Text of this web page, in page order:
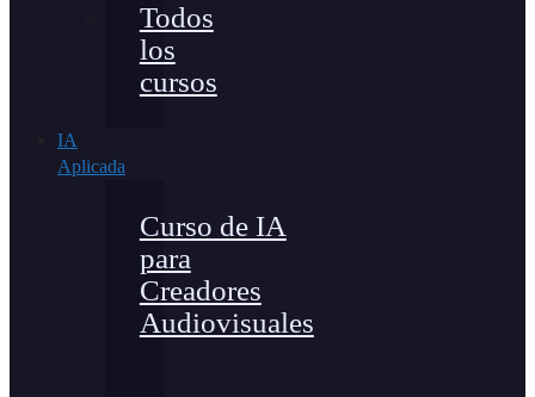
Todos
los
cursos
IA
Aplicada
Curso de IA
para
Creadores
Audiovisuales